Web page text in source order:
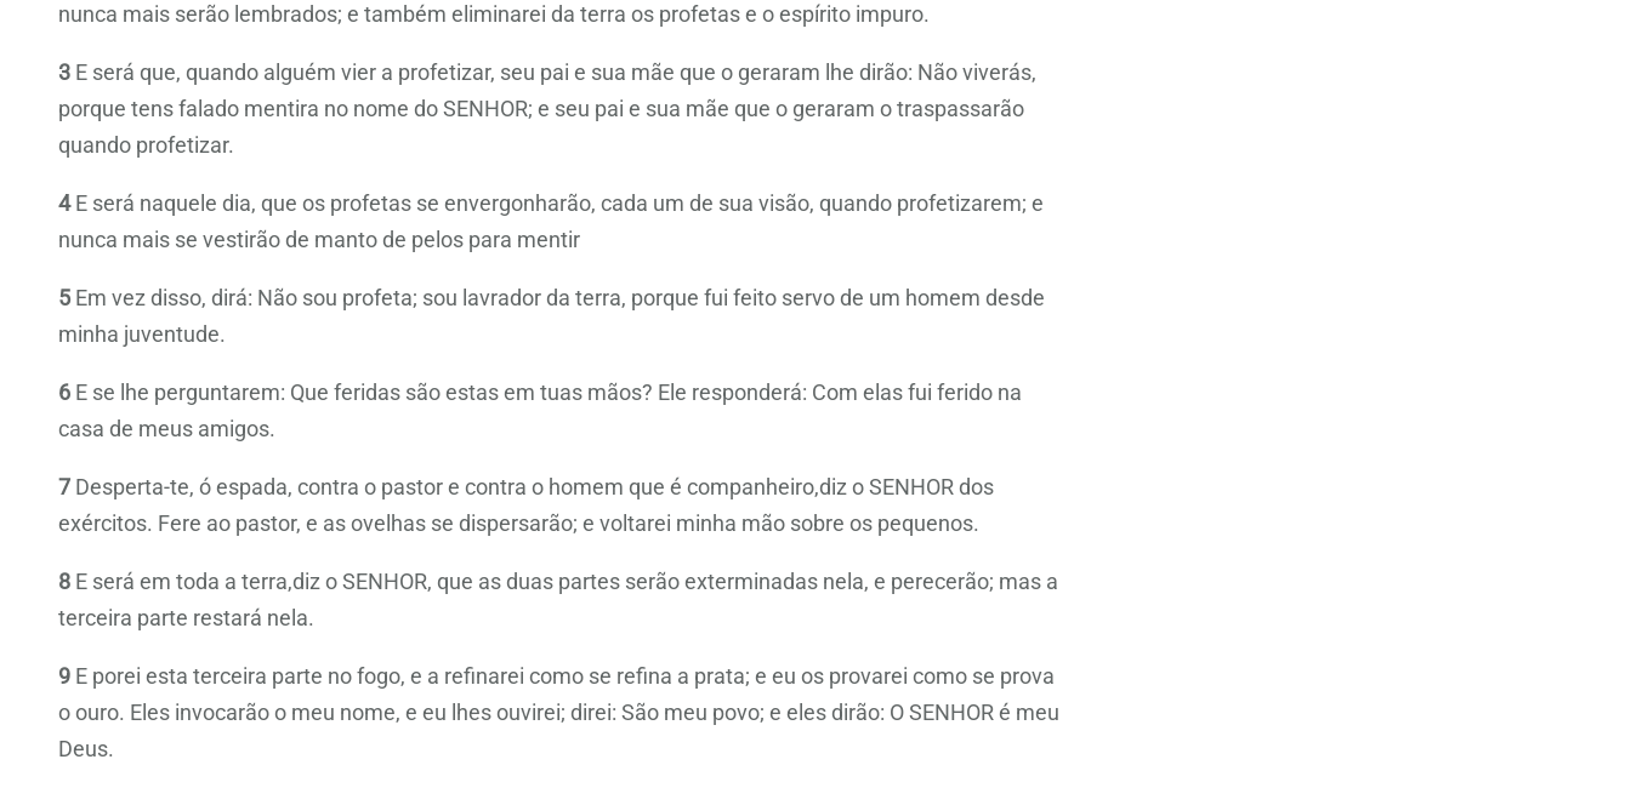
nunca mais serão lembrados; e também eliminarei da terra os profetas e o espírito impuro.
3 E será que, quando alguém vier a profetizar, seu pai e sua mãe que o geraram lhe dirão: Não viverás,
porque tens falado mentira no nome do SENHOR; e seu pai e sua mãe que o geraram o traspassarão
quando profetizar.
4E será naquele dia, que os profetas se envergonharão, cada um de sua visão, quando profetizarem; e
nunca mais se vestirão de manto de pelos para mentir
5 Em vez disso, dirá: Não sou profeta; sou lavrador da terra, porque fui feito servo de um homem desde
minha juventude.
6 E se lhe perguntarem: Que feridas são estas em tuas mãos? Ele responderá: Com elas fui ferido na
casa de meus amigos.
7 Desperta-te, ó espada, contra o pastor e contra o homem que é companheiro,diz o SENHOR dos
exércitos. Fere ao pastor, e as ovelhas se dispersarão; e voltarei minha mão sobre os pequenos.
8 E será em toda a terra,diz o SENHOR, que as duas partes serão exterminadas nela, e perecerão; mas a
terceira parte restará nela.
9 E porei esta terceira parte no fogo, e a refinarei como se refina a prata; e eu os provarei como se prova
o ouro. Eles invocarão o meu nome, e eu lhes ouvirei; direi: São meu povo; e eles dirão: O SENHOR é meu
Deus.